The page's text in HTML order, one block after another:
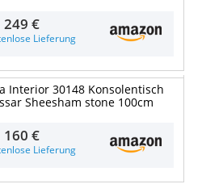
249 €
Lieferung
Interior 30148 Konsolentisch
Sheesham stone 100cm
160 €
Lieferung